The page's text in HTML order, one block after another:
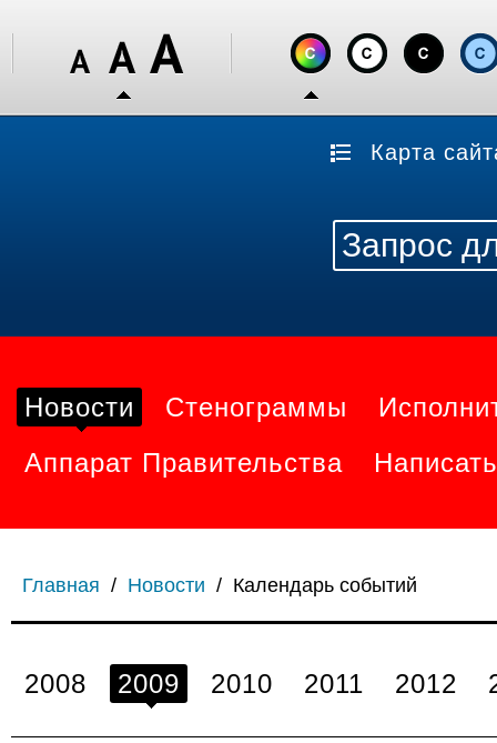
Карта
Новости Стенограммы
Аппарат Правительства
Главная / Новости / Календарь событий
2008 2009 2010 2011 2012